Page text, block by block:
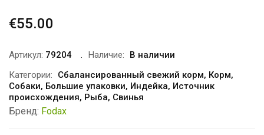
€55.00
Артикул: 79204 Наличие:
В наличии
Категории:
Сбалансированный свежий корм, Корм,
Собаки, Большие упаковки, Индейка, Источник
происхождения, Рыба, Свинья
Бренд: Fodax